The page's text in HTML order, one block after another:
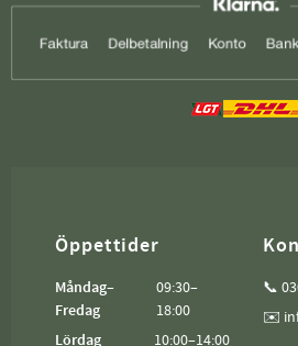
Öppettider
Måndag–
Fredag
09:30–
18:00
Lördag
10:00–14:00
📞
✉️